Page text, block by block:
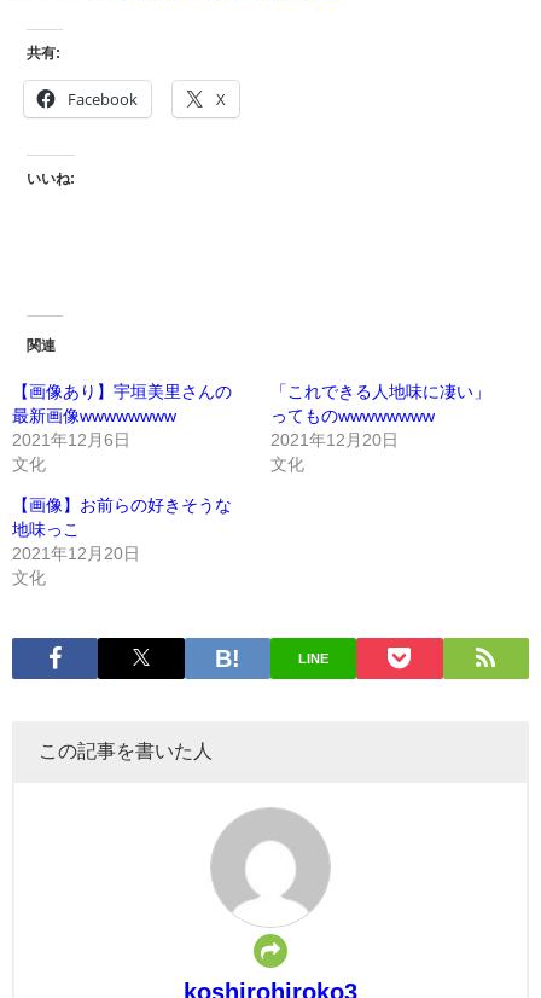
共有:
Facebook X
いいね:
関連
【画像あり】宇垣美里さんの
最新画像wwwwwwww
2021年12月6日
文化
「これできる人地味に凄い」
ってものwwwwwwww
2021年12月20日
文化
【画像】お前らの好きそうな
地味っこ
2021年12月20日
文化
LINE
この記事を書いた人
koshirohiroko3